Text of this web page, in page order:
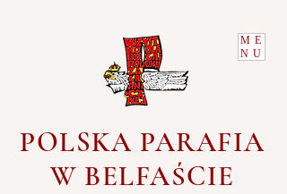
POLSKA PARAFIA
W BELFAŚCIE
ME
NU